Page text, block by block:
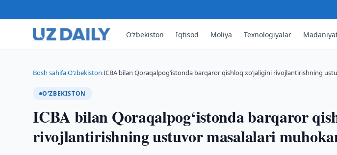
O‘zbekiston Iqtisod Moliya Texnologiyalar
Bosh sahifa›O‘zbekiston›ICBA bilan Qoraqalpog‘istonda barqaror qishloq xo‘jaligini rivojlantirishning
O‘ZBEKISTON
ICBA bilan Qoraqalpog‘istonda barqaror
rivojlantirishning ustuvor masalalari